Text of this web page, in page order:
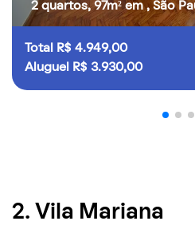
2 quartos, 97m² em , São
Total R$ 4.949,00
Aluguel R$ 3.930,00
2. Vila Mariana